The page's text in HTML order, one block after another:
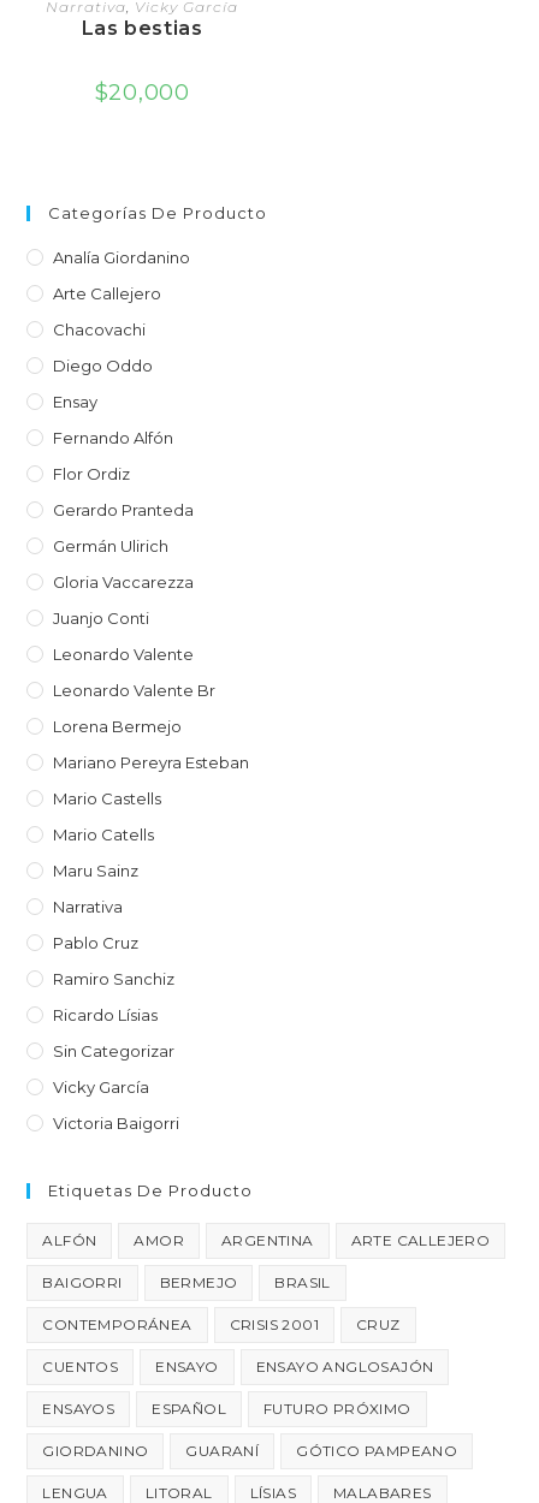
Narrativa, Vicky García
Las bestias
$20,000
Categorías De Producto
Analía Giordanino
Arte Callejero
Chacovachi
Diego Oddo
Ensay
Fernando Alfón
Flor Ordiz
Gerardo Pranteda
Germán Ulirich
Gloria Vaccarezza
Juanjo Conti
Leonardo Valente
Leonardo Valente Br
Lorena Bermejo
Mariano Pereyra Esteban
Mario Castells
Mario Catells
Maru Sainz
Narrativa
Pablo Cruz
Ramiro Sanchiz
Ricardo Lísias
Sin Categorizar
Vicky García
Victoria Baigorri
Etiquetas De Producto
ALFÓN AMOR ARGENTINA ARTE CALLEJERO
BAIGORRI BERMEJO BRASIL
CONTEMPORÁNEA CRISIS 2001 CRUZ
CUENTOS ENSAYO ENSAYO ANGLOSAJÓN
ENSAYOS ESPAÑOL FUTURO PRÓXIMO
GIORDANINO GUARANÍ GÓTICO PAMPEANO
LENGUA LITORAL LÍSIAS MALABARES